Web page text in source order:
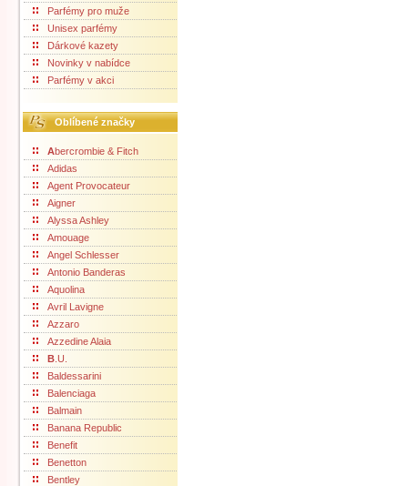
Parfémy pro muže
Unisex parfémy
Dárkové kazety
Novinky v nabídce
Parfémy v akci
Oblíbené značky
Abercrombie & Fitch
Adidas
Agent Provocateur
Aigner
Alyssa Ashley
Amouage
Angel Schlesser
Antonio Banderas
Aquolina
Avril Lavigne
Azzaro
Azzedine Alaia
B .U.
Baldessarini
Balenciaga
Balmain
Banana Republic
Benefit
Benetton
Bentley